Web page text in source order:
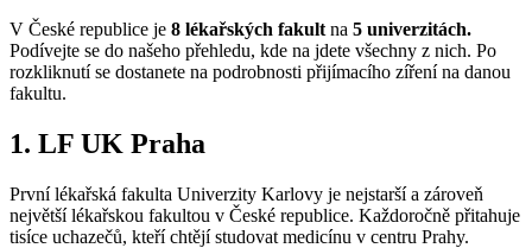
V České republice je 8 lékařských fakult na 5 univerzitách.
Podívejte se do našeho přehledu, kde na jdete všechny z nich. Po
rozkliknutí se dostanete na podrobnosti přijímacího zíření na danou
fakultu.
1. LF UK Praha
První lékařská fakulta Univerzity Karlovy je nejstarší a zároveň
největší lékařskou fakultou v České republice. Každoročně přitahuje
tisíce uchazečů, kteří chtějí studovat medicínu v centru Prahy.